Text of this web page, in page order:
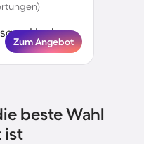
Breisach am Rhein, Breisgau-Hochschwarzwald, Deutschland
Zum Angebot
beste Wahl
ist